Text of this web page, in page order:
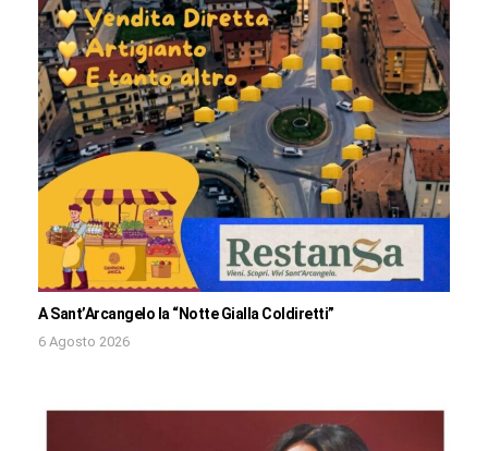
A Sant’Arcangelo la “Notte Gialla Coldiretti”
6 Agosto 2026